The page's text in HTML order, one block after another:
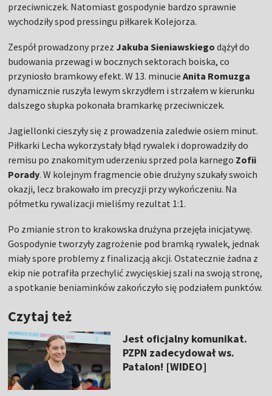
przeciwniczek. Natomiast gospodynie bardzo sprawnie
wychodziły spod pressingu piłkarek Kolejorza.
Zespół prowadzony przez Jakuba Sieniawskiego dążył do
budowania przewagi w bocznych sektorach boiska, co
przyniosło bramkowy efekt. W 13. minucieAnita Romuzga
dynamicznie ruszyła lewym skrzydłem i strzałem w kierunku
dalszego słupka pokonała bramkarkę przeciwniczek.
Jagiellonki cieszyły się z prowadzenia zaledwie osiem minut.
Piłkarki Lecha wykorzystały błąd rywalek i doprowadziły do
remisu po znakomitym uderzeniu sprzed pola karnego Zofii
Porady. W kolejnym fragmencie obie drużyny szukały swoich
okazji, lecz brakowało im precyzji przy wykończeniu. Na
półmetku rywalizacji mieliśmy rezultat 1:1.
Po zmianie stron to krakowska drużyna przejęła inicjatywę.
Gospodynie tworzyły zagrożenie pod bramką rywalek, jednak
miały spore problemy z finalizacją akcji. Ostatecznie żadna z
ekip nie potrafiła przechylić zwycięskiej szali na swoją stronę,
a spotkanie beniaminków zakończyło się podziałem punktów.
Czytaj też
Jest oficjalny komunikat.
PZPN zadecydował ws.
Patalon! [WIDEO]